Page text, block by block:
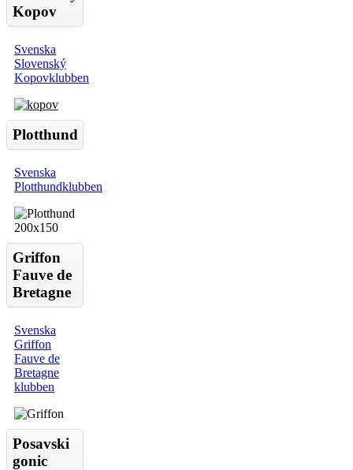
Kopov
Svenska
Slovenský
Kopovklubben
Plotthund
Svenska
Plotthundklubben
Griffon
Fauve de
Bretagne
Svenska
Griffon
Fauve de
Bretagne
klubben
Posavski
gonic